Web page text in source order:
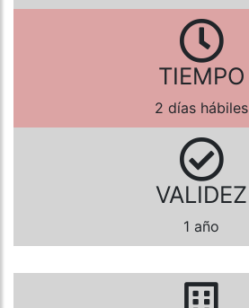
TIEMPO
2 días hábiles
VALIDEZ
1 año